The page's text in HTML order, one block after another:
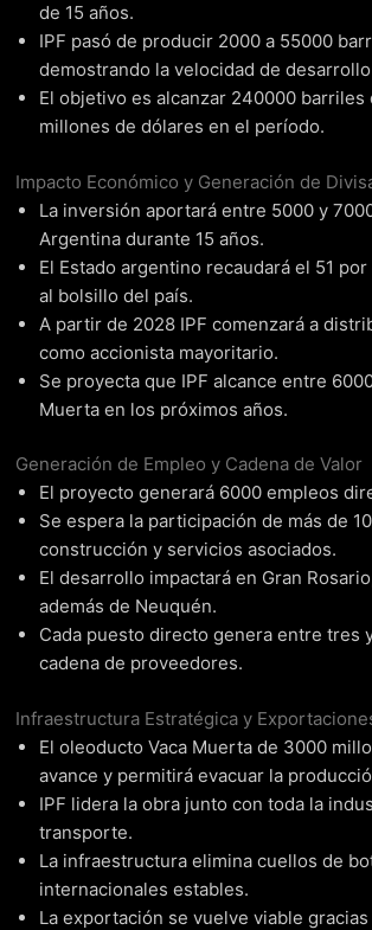
de 15 años.
IPF pasó de producir 2000 a 55000
demostrando la velocidad de
El objetivo es alcanzar 240000
millones de dólares en el período.
Impacto Económico y Generación de
La inversión aportará entre 5000 y
Argentina durante 15 años.
El Estado argentino recaudará el 51
al bolsillo del país.
A partir de 2028 IPF comenzará a
como accionista mayoritario.
Se proyecta que IPF alcance entre
Muerta en los próximos años.
Generación de Empleo y Cadena de Valor
El proyecto generará 6000 empleos
Se espera la participación de más de
construcción y servicios asociados.
El desarrollo impactará en Gran
además de Neuquén.
Cada puesto directo genera entre tres
cadena de proveedores.
Infraestructura Estratégica y
El oleoducto Vaca Muerta de 3000
avance y permitirá evacuar la
IPF lidera la obra junto con toda la
transporte.
La infraestructura elimina cuellos de
internacionales estables.
La exportación se vuelve viable